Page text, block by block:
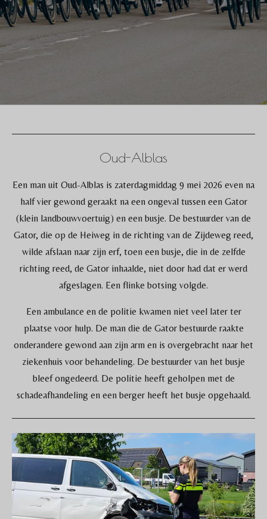
Oud-Alblas
Een man uit Oud-Alblas is zaterdagmiddag 9 mei 2026 even na
half vier gewond geraakt na een ongeval tussen een Gator
(klein landbouwvoertuig) en een busje. De bestuurder van de
Gator, die op de Heiweg in de richting van de Zijdeweg reed,
wilde afslaan naar zijn erf, toen een busje, die in de zelfde
richting reed, de Gator inhaalde, niet door had dat er werd
afgeslagen. Een flinke botsing volgde.
Een ambulance en de politie kwamen niet veel later ter
plaatse voor hulp. De man die de Gator bestuurde raakte
onderandere gewond aan zijn arm en is overgebracht naar het
ziekenhuis voor behandeling. De bestuurder van het busje
bleef ongedeerd. De politie heeft geholpen met de
schadeafhandeling en een berger heeft het busje opgehaald.